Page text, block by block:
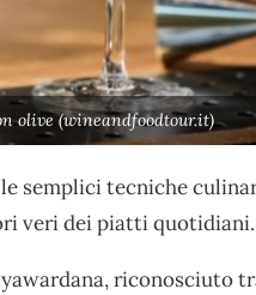
olive (wineandfoodtour.it)
semplici tecniche
veri dei piatti quotidiani.
riconosciuto